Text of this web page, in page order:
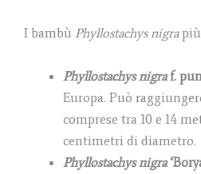
I bambù Phyllostachys nigrapiù
Phyllostachys nigraf.
Europa. Può
comprese tra 10 e 14
centimetri di diametro.
Phyllostachys nigra